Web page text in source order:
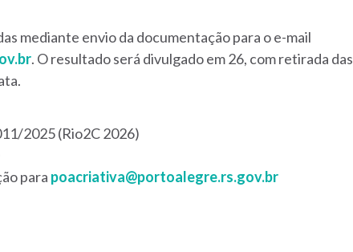
mediante envio da documentação para o e-mail
. O resultado será divulgado em 26, com retirada das
2025 (Rio2C 2026)
para poacriativa@portoalegre.rs.gov.br